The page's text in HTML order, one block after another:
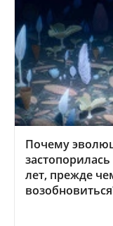
Почему
лет, прежде